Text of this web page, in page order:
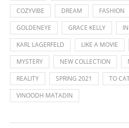
COZYVIBE
DREAM FASHION
GOLDENEYE
GRACE KELLY
KARL LAGERFELD
LIKE A MOVIE
MYSTERY
NEW COLLECTION
REALITY
SPRING 2021
TO
VINOODH MATADIN